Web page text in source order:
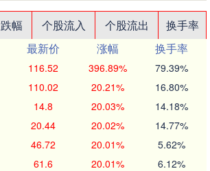
幅 个股流入 个股流出
换手率
最新价 涨幅
换手率
116.52 396.89% 79.39%
110.02 20.21% 16.80%
14.8 20.03% 14.18%
20.44 20.02% 14.77%
46.72 20.01% 5.62%
61.6 20.01% 6.12%